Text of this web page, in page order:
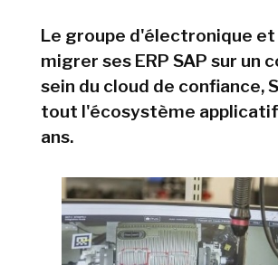
Le groupe d'électronique
migrer ses ERP SAP sur un
sein du cloud de confiance,
tout l'écosystème
ans.